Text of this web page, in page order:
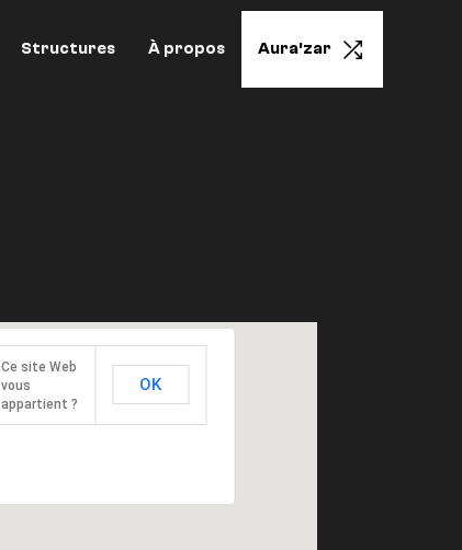
Structures À propos Aura’zar
Ce site Web
vous
appartient ?
OK